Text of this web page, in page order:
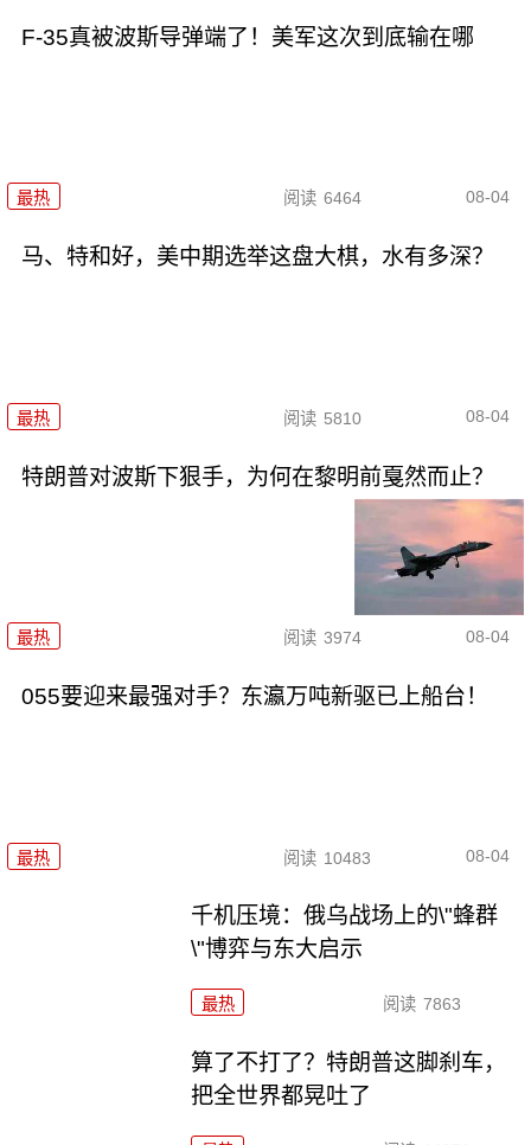
F-35真被波斯导弹端了！美军这次到底输在哪
最热 阅读 6464 08-04
马、特和好，美中期选举这盘大棋，水有多深？
最热 阅读 5810 08-04
特朗普对波斯下狠手，为何在黎明前戛然而止？
最热 阅读 3974 08-04
055要迎来最强对手？东瀛万吨新驱已上船台！
最热 阅读 10483 08-04
千机压境：俄乌战场上的\"蜂群
\"博弈与东大启示
最热 阅读 7863
算了不打了？特朗普这脚刹车，
把全世界都晃吐了